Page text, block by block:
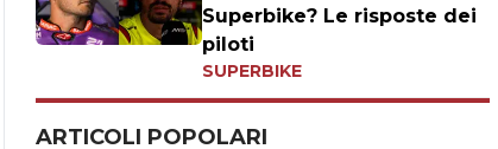
Superbike? Le risposte dei
piloti
SUPERBIKE
ARTICOLI POPOLARI